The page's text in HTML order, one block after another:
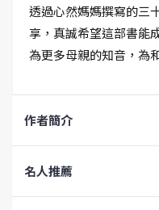
透過心然媽媽撰寫的三
享，真誠希望這部書能
為更多母親的知音，為
作者簡介
名人推薦